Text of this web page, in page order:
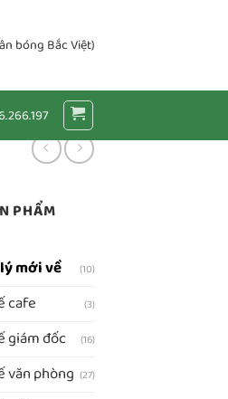
bóng Bắc Việt)
PHẨM
mới về (10)
cafe (3)
giám đốc (16)
văn phòng (27)